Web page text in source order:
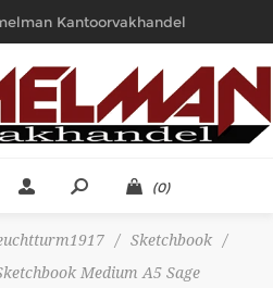
Kantoorvakhandel
(0)
/ Sketchbook
/
Medium A5 Sage